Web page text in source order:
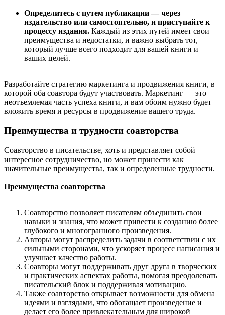
Определитесь с путем публикации — через
издательство или самостоятельно, и приступайте к
процессу издания. Каждый из этих путей имеет свои
преимущества и недостатки, и важно выбрать тот,
который лучше всего подходит для вашей книги и
ваших целей.
Разработайте стратегию маркетинга и продвижения книги, в
которой оба соавтора будут участвовать. Маркетинг — это
неотъемлемая часть успеха книги, и вам обоим нужно будет
вложить время и ресурсы в продвижение вашего труда.
Преимущества и трудности соавторства
Соавторство в писательстве, хоть и представляет собой
интересное сотрудничество, но может принести как
значительные преимущества, так и определенные трудности.
Преимущества соавторства
Соавторство позволяет писателям объединить свои
навыки и знания, что может привести к созданию более
глубокого и многогранного произведения.
Авторы могут распределить задачи в соответствии с их
сильными сторонами, что ускоряет процесс написания и
улучшает качество работы.
Соавторы могут поддерживать друг друга в творческих
и практических аспектах работы, помогая преодолевать
писательский блок и поддерживая мотивацию.
Также соавторство открывает возможности для обмена
идеями и взглядами, что обогащает произведение и
делает его более привлекательным для широкой